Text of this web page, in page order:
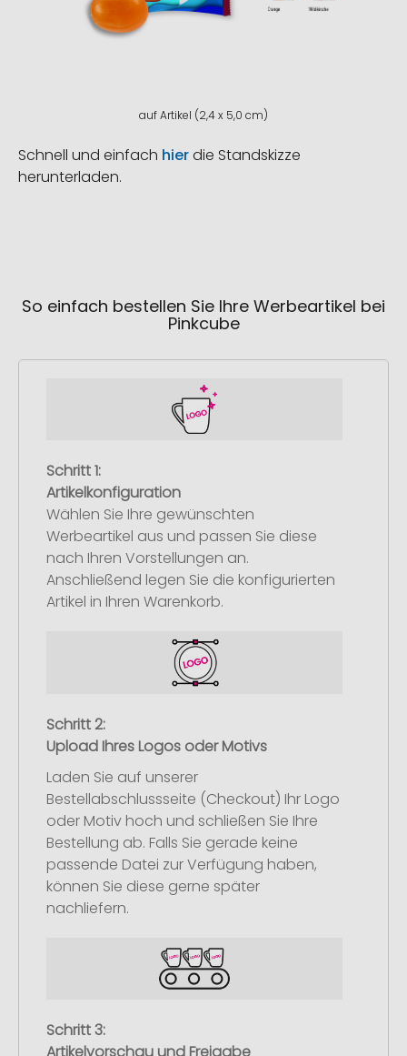
auf Artikel (2,4 x 5,0 cm)
Schnell und einfach hierdie Standskizze
herunterladen.
So einfach bestellen Sie Ihre Werbeartikel bei
Pinkcube
Schritt 1:
Artikelkonfiguration
Wählen Sie Ihre gewünschten
Werbeartikel aus und passen Sie diese
nach Ihren Vorstellungen an.
Anschließend legen Sie die konfigurierten
Artikel in Ihren Warenkorb.
Schritt 2:
Upload Ihres Logos oder Motivs
Laden Sie auf unserer
Bestellabschlussseite (Checkout) Ihr Logo
oder Motiv hoch und schließen Sie Ihre
Bestellung ab. Falls Sie gerade keine
passende Datei zur Verfügung haben,
können Sie diese gerne später
nachliefern.
Schritt 3: